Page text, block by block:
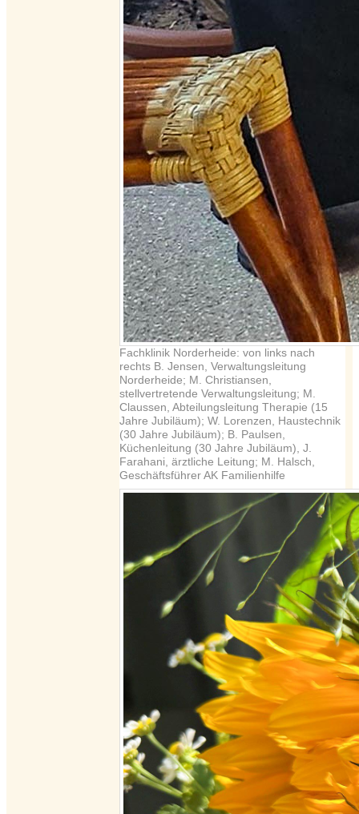
Fachklinik Norderheide: von links nach
rechts B. Jensen, Verwaltungsleitung
Norderheide; M. Christiansen,
stellvertretende Verwaltungsleitung; M.
Claussen, Abteilungsleitung Therapie (15
Jahre Jubiläum); W. Lorenzen, Haustechnik
(30 Jahre Jubiläum); B. Paulsen,
Küchenleitung (30 Jahre Jubiläum), J.
Farahani, ärztliche Leitung; M. Halsch,
Geschäftsführer AK Familienhilfe